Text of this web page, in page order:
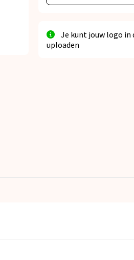
Je kunt jouw logo in
uploaden